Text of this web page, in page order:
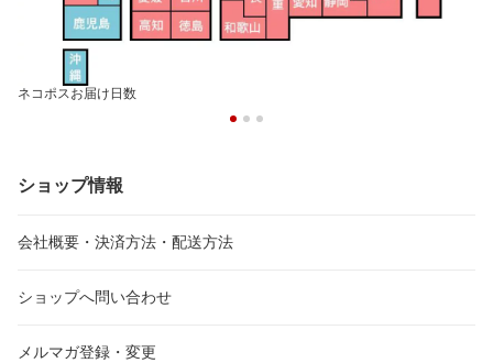
ネコポスお届け日数
ショップ情報
会社概要・決済方法・配送方法
ショップへ問い合わせ
メルマガ登録・変更